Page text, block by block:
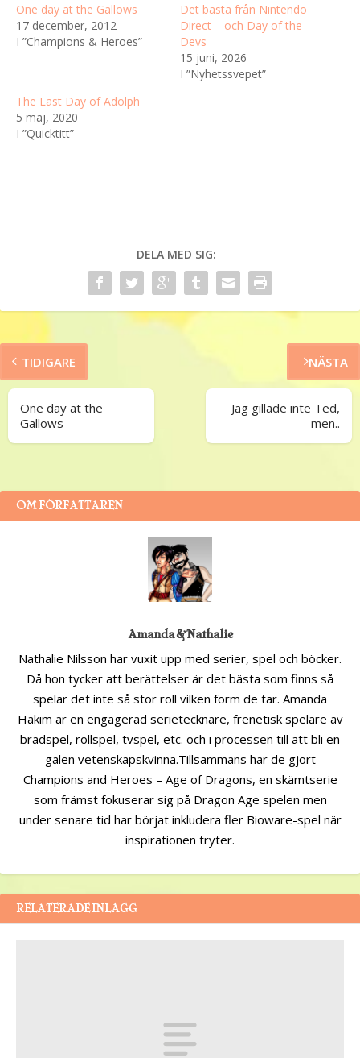
One day at the Gallows
17 december, 2012
I ”Champions & Heroes”
Det bästa från Nintendo
Direct – och Day of the
Devs
15 juni, 2026
I ”Nyhetssvepet”
The Last Day of Adolph
5 maj, 2020
I ”Quicktitt”
DELA MED SIG:
TIDIGARE
One day at the
Gallows
NÄSTA
Jag gillade inte Ted,
men..
OM FÖRFATTAREN
Amanda & Nathalie
Nathalie Nilsson har vuxit upp med serier, spel och böcker.
Då hon tycker att berättelser är det bästa som finns så
spelar det inte så stor roll vilken form de tar. Amanda
Hakim är en engagerad serietecknare, frenetisk spelare av
brädspel, rollspel, tvspel, etc. och i processen till att bli en
galen vetenskapskvinna.Tillsammans har de gjort
Champions and Heroes – Age of Dragons, en skämtserie
som främst fokuserar sig på Dragon Age spelen men
under senare tid har börjat inkludera fler Bioware-spel när
inspirationen tryter.
RELATERADE INLÄGG